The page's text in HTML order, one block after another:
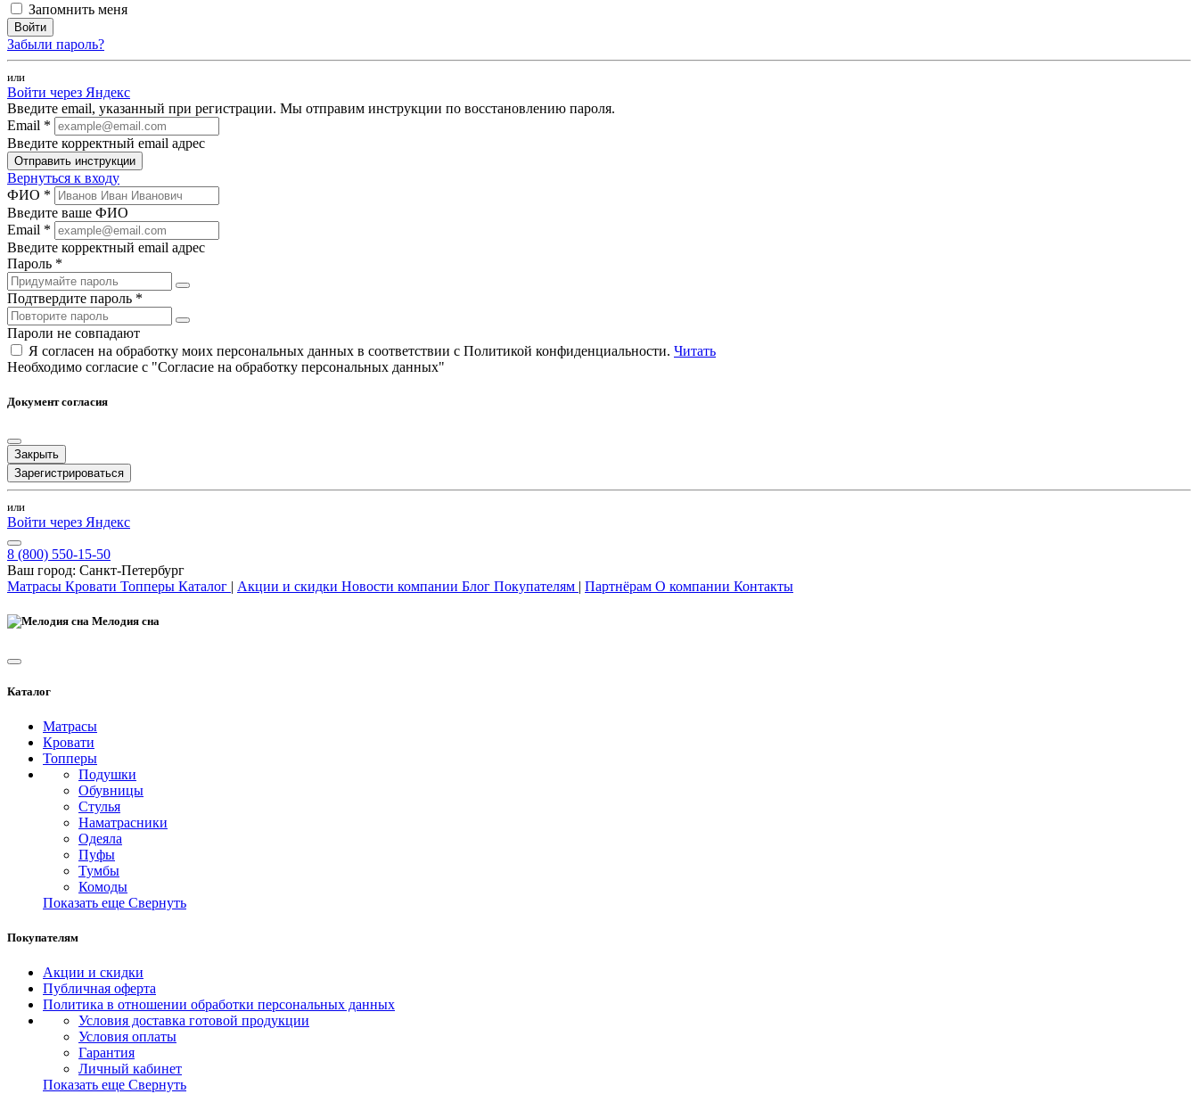
Запомнить меня
Войти
Забыли пароль?
или
Войти через Яндекс
Введите email, указанный при регистрации. Мы отправим инструкции по восстановлению пароля.
Email *
Введите корректный email адрес
Отправить инструкции
Вернуться к входу
ФИО *
Введите ваше ФИО
Email *
Введите корректный email адрес
Пароль *
Подтвердите пароль *
Пароли не совпадают
Я согласен на обработку моих персональных данных в соответствии с Политикой конфиденциальности. Читать
Необходимо согласие с "Согласие на обработку персональных данных"
Документ согласия
Закрыть
Зарегистрироваться
или
Войти через Яндекс
8 (800) 550-15-50
Ваш город: Санкт-Петербург
Матрасы Кровати Топперы Каталог | Акции и скидки Новости компании Блог Покупателям | Партнёрам О компании Контакты
Мелодия сна
Каталог
Матрасы
Кровати
Топперы
Подушки
Обувницы
Стулья
Наматрасники
Одеяла
Пуфы
Тумбы
Комоды
Показать еще Свернуть
Покупателям
Акции и скидки
Публичная оферта
Политика в отношении обработки персональных данных
Условия доставка готовой продукции
Условия оплаты
Гарантия
Личный кабинет
Показать еще Свернуть